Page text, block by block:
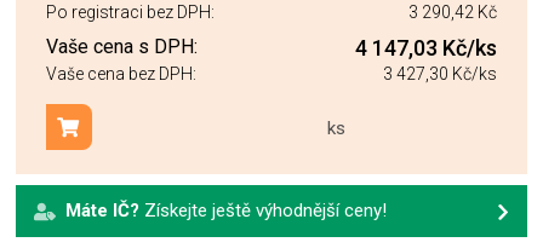
Po registraci bez DPH:
3 290,42 Kč
Vaše cena s DPH: 4 147,03 Kč/ks
Vaše cena bez DPH: 3 427,30 Kč/ks
ks
Přidat do košíku
Máte IČ? Získejte ještě výhodnější ceny!